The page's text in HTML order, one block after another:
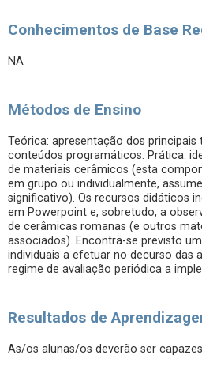
Conhecimentos de Base
NA
Métodos de Ensino
Teórica: apresentação dos
conteúdos programáticos. Prática:
de materiais cerâmicos (esta
em grupo ou individualmente,
significativo). Os recursos didáticos
em Powerpoint e, sobretudo, a
de cerâmicas romanas (e outros
associados). Encontra-se previsto
individuais a efetuar no decurso das
regime de avaliação periódica a
Resultados de
As/os alunas/os deverão ser